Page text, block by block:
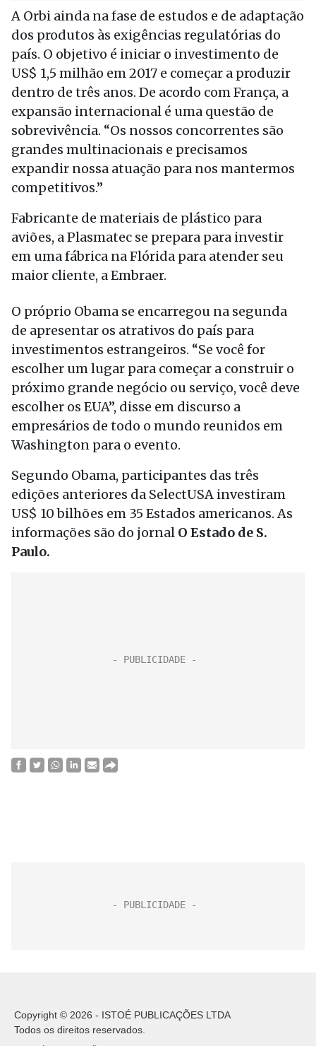
A Orbi ainda na fase de estudos e de adaptação
dos produtos às exigências regulatórias do
país. O objetivo é iniciar o investimento de
US$ 1,5 milhão em 2017 e começar a produzir
dentro de três anos. De acordo com França, a
expansão internacional é uma questão de
sobrevivência. “Os nossos concorrentes são
grandes multinacionais e precisamos
expandir nossa atuação para nos mantermos
competitivos.”
Fabricante de materiais de plástico para
aviões, a Plasmatec se prepara para investir
em uma fábrica na Flórida para atender seu
maior cliente, a Embraer.
O próprio Obama se encarregou na segunda
de apresentar os atrativos do país para
investimentos estrangeiros. “Se você for
escolher um lugar para começar a construir o
próximo grande negócio ou serviço, você deve
escolher os EUA”, disse em discurso a
empresários de todo o mundo reunidos em
Washington para o evento.
Segundo Obama, participantes das três
edições anteriores da SelectUSA investiram
US$ 10 bilhões em 35 Estados americanos. As
informações são do jornal O Estado de S.
Paulo.
Copyright © 2026 - ISTOÉ PUBLICAÇÕES LTDA
Todos os direitos reservados.